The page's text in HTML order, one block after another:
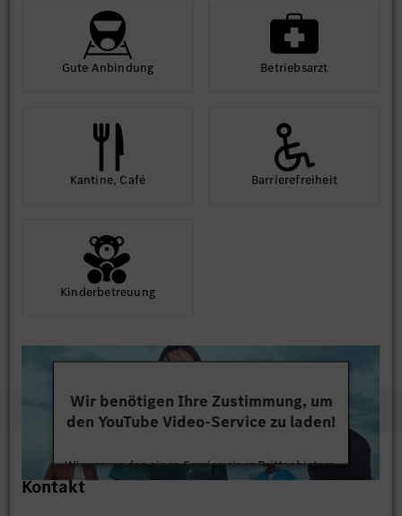
Gute An­bindung Betriebs­arzt
Kantine, Café Barriere­frei­heit
Kinder­betreuung
Wir benötigen Ihre Zustimmung, um
den YouTube Video-Service zu laden!
Wir verwenden einen Service eines Drittanbieters,
um Videoinhalte einzubetten. Dieser Service kann
Kontakt